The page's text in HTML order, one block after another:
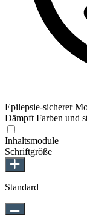
Epilepsie-sicherer
Dämpft Farben und
Inhaltsmodule
Schriftgröße
Standard